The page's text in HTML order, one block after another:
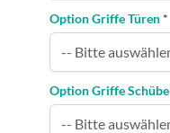
Option Griffe Türen *
Option Griffe Schübe